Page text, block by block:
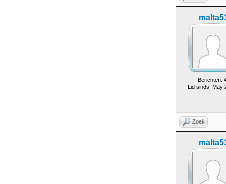
Berichten:
Lid sinds: May
Zoek